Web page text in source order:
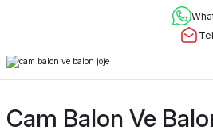
Cam Balon Ve